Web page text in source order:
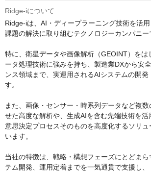
Ridge-iについて
Ridge-iは、AI・ディープラーニング技術を活
課題の解決に取り組むテクノロジーカンパニー
特に、衛星データや画像解析（GEOINT）をは
ータ処理技術に強みを持ち、製造業DXから安
ンス領域まで、実運用されるAIシステムの開発
す。
また、画像・センサー・時系列データなど複
せた高度な解析や、生成AIを含む先端技術を
意思決定プロセスそのものを高度化するソリ
います。
当社の特徴は、戦略・構想フェーズにとどま
テム開発、運用定着までを一気通貫で支援し、